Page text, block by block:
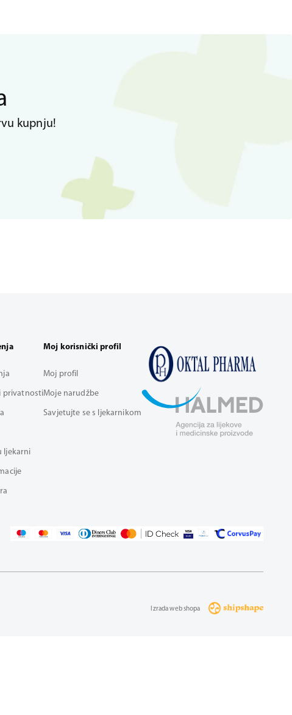
kupnju!
privatnosti
ljekarni
Moj korisnički profil
Moj profil
Moje narudžbe
Savjetujte se s ljekarnikom
Izrada web shopa